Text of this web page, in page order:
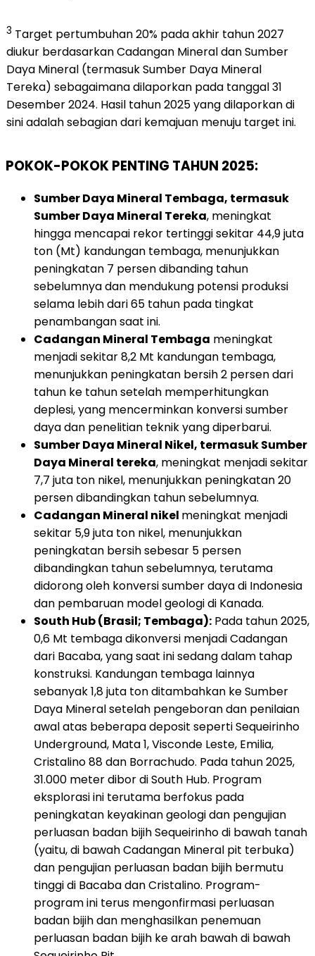
3 Target pertumbuhan 20% pada akhir tahun 2027
diukur berdasarkan Cadangan Mineral dan Sumber
Daya Mineral (termasuk Sumber Daya Mineral
Tereka) sebagaimana dilaporkan pada tanggal 31
Desember 2024. Hasil tahun 2025 yang dilaporkan di
sini adalah sebagian dari kemajuan menuju target ini.
POKOK-POKOK PENTING TAHUN 2025:
Sumber Daya Mineral Tembaga, termasuk
Sumber Daya Mineral Tereka, meningkat
hingga mencapai rekor tertinggi sekitar 44,9 juta
ton (Mt) kandungan tembaga, menunjukkan
peningkatan 7 persen dibanding tahun
sebelumnya dan mendukung potensi produksi
selama lebih dari 65 tahun pada tingkat
penambangan saat ini.
Cadangan Mineral Tembaga meningkat
menjadi sekitar 8,2 Mt kandungan tembaga,
menunjukkan peningkatan bersih 2 persen dari
tahun ke tahun setelah memperhitungkan
deplesi, yang mencerminkan konversi sumber
daya dan penelitian teknik yang diperbarui.
Sumber Daya Mineral Nikel, termasuk Sumber
Daya Mineral tereka, meningkat menjadi sekitar
7,7 juta ton nikel, menunjukkan peningkatan 20
persen dibandingkan tahun sebelumnya.
Cadangan Mineral nikel meningkat menjadi
sekitar 5,9 juta ton nikel, menunjukkan
peningkatan bersih sebesar 5 persen
dibandingkan tahun sebelumnya, terutama
didorong oleh konversi sumber daya di Indonesia
dan pembaruan model geologi di Kanada.
South Hub (Brasil; Tembaga): Pada tahun 2025,
0,6 Mt tembaga dikonversi menjadi Cadangan
dari Bacaba, yang saat ini sedang dalam tahap
konstruksi. Kandungan tembaga lainnya
sebanyak 1,8 juta ton ditambahkan ke Sumber
Daya Mineral setelah pengeboran dan penilaian
awal atas beberapa deposit seperti Sequeirinho
Underground, Mata 1, Visconde Leste, Emilia,
Cristalino 88 dan Borrachudo. Pada tahun 2025,
31.000 meter dibor di South Hub. Program
eksplorasi ini terutama berfokus pada
peningkatan keyakinan geologi dan pengujian
perluasan badan bijih Sequeirinho di bawah tanah
(yaitu, di bawah Cadangan Mineral pit terbuka)
dan pengujian perluasan badan bijih bermutu
tinggi di Bacaba dan Cristalino. Program-
program ini terus mengonfirmasi perluasan
badan bijih dan menghasilkan penemuan
perluasan badan bijih ke arah bawah di bawah